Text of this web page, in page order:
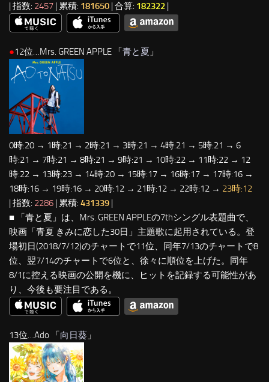
| 指数: 2457 | 累積: 181650 | 合算: 182322 |
●12位…Mrs. GREEN APPLE 「青と夏 」
0時:20 → 1時:21 → 2時:21 → 3時:21 → 4時:21 → 5時:21 → 6
時:21 → 7時:21 → 8時:21 → 9時:21 → 10時:22 → 11時:22 → 12
時:22 → 13時:23 → 14時:20 → 15時:17 → 16時:17 → 17時:16 →
18時:16 → 19時:16 → 20時:12 → 21時:12 → 22時:12 → 23時:12
| 指数: 2286 | 累積: 431339 |
■ 「青と夏」は、Mrs. GREEN APPLEの7thシングル表題曲で、
映画「青夏 きみに恋した30日」主題歌に起用されている。登
場初日(2018/7/12)のチャートで11位、同年7/13のチャートで8
位、翌7/14のチャートで6位と、徐々に順位を上げた。同年
8/1に控える映画の公開を機に、ヒットを記録する可能性があ
り、今後も要注目である。
13位…Ado 「 向日葵 」